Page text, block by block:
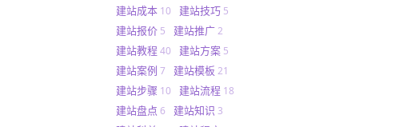
建站成本 10 建站技巧 5
建站报价 5 建站推广 2
建站教程 40 建站方案 5
建站案例 7 建站模板 21
建站步骤 10 建站流程 18
建站盘点 6 建站知识 3